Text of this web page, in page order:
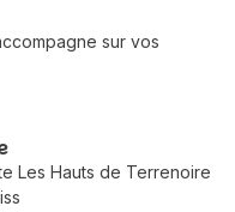
sur vos
Les Hauts de Terrenoire